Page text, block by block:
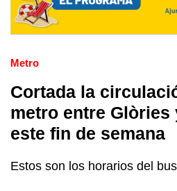
Metro
Cortada la
metro entre Glòries
este fin de semana
Estos son los horarios del